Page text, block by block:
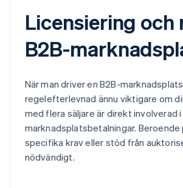
Licensiering och
B2B-
När man driver en B2B-
regelefterlevnad ännu viktigare om
med flera säljare är direkt involverad
marknadsplatsbetalningar.
specifika krav eller stöd från
nödvändigt.